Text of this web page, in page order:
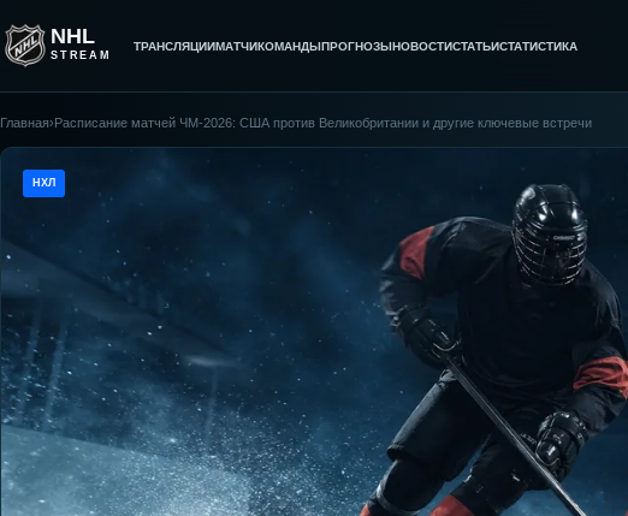
NHL
STREAM
ТРАНСЛЯЦИИМАТЧИКОМАНДЫПРОГНОЗЫНОВОСТИСТАТЬИСТАТИСТИКА
Главная›Расписание матчей ЧМ-2026: США против Великобритании и другие ключевые встречи
НХЛ